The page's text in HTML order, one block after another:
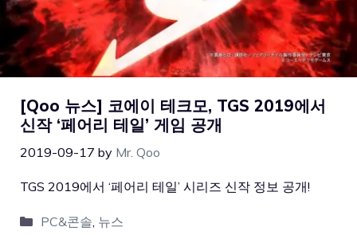
[Qoo 뉴스] 코에이 테크모, TGS 2019에서
신작 ‘페어리 테일’ 게임 공개
2019-09-17 by Mr. Qoo
TGS 2019에서 ‘페어리 테일’ 시리즈 신작 정보 공개!
PC&콘솔, 뉴스